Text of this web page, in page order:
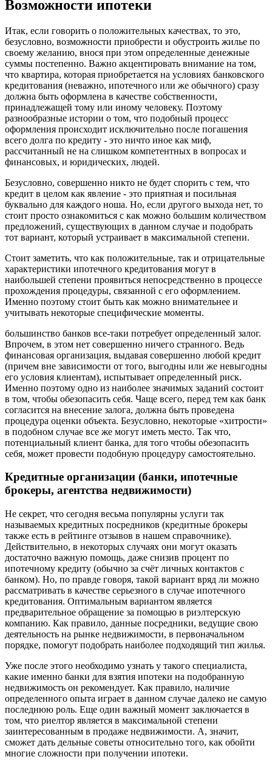
Возможности ипотеки
Итак, если говорить о положительных качествах, то это,
безусловно, возможности приобрести и обустроить жилье по
своему желанию, внося при этом определенные денежные
суммы постепенно. Важно акцентировать внимание на том,
что квартира, которая приобретается на условиях банковского
кредитования (неважно, ипотечного или же обычного) сразу
должна быть оформлена в качестве собственности,
принадлежащей тому или иному человеку. Поэтому
разнообразные истории о том, что подобный процесс
оформления происходит исключительно после погашения
всего долга по кредиту - это ничто иное как миф,
рассчитанный не на слишком компетентных в вопросах и
финансовых, и юридических, людей.
Безусловно, совершенно никто не будет спорить с тем, что
кредит в целом как явление - это приятная и посильная
буквально для каждого ноша. Но, если другого выхода нет, то
стоит просто ознакомиться с как можно большим количеством
предложений, существующих в данном случае и подобрать
тот вариант, который устраивает в максимальной степени.
Стоит заметить, что как положительные, так и отрицательные
характеристики ипотечного кредитования могут в
наибольшей степени проявиться непосредственно в процессе
прохождения процедуры, связанной с его оформлением.
Именно поэтому стоит быть как можно внимательнее и
учитывать некоторые специфические моменты.
большинство банков все-таки потребует определенный залог.
Впрочем, в этом нет совершенно ничего странного. Ведь
финансовая организация, выдавая совершенно любой кредит
(причем вне зависимости от того, выгодны или же невыгодны
его условия клиентам), испытывает определенный риск.
Именно поэтому одно из наиболее значимых заданий состоит
в том, чтобы обезопасить себя. Чаще всего, перед тем как банк
согласится на внесение залога, должна быть проведена
процедура оценки объекта. Безусловно, некоторые «хитрости»
в подобном случае все же могут иметь место. Так что,
потенциальный клиент банка, для того чтобы обезопасить
себя, может провести подобную процедуру самостоятельно.
Кредитные организации (банки, ипотечные
брокеры, агентства недвижимости)
Не секрет, что сегодня весьма популярны услуги так
называемых кредитных посредников (кредитные брокеры
также есть в рейтинге отзывов в нашем справочнике).
Действительно, в некоторых случаях они могут оказать
достаточно важную помощь, даже снизив процент по
ипотечному кредиту (обычно за счёт личных контактов с
банком). Но, по правде говоря, такой вариант вряд ли можно
рассматривать в качестве серьезного в случае ипотечного
кредитования. Оптимальным вариантом является
предварительное обращение за помощью в риэлтерскую
компанию. Как правило, данные посредники, ведущие свою
деятельность на рынке недвижимости, в первоначальном
порядке, помогут подобрать наиболее подходящий тип жилья.
Уже после этого необходимо узнать у такого специалиста,
какие именно банки для взятия ипотеки на подобранную
недвижимость он рекомендует. Как правило, наличие
определенного опыта играет в данном случае далеко не самую
последнюю роль. Еще один важный момент заключается в
том, что риелтор является в максимальной степени
заинтересованным в продаже недвижимости. А, значит,
сможет дать дельные советы относительно того, как обойти
многие сложности при получении ипотеки.